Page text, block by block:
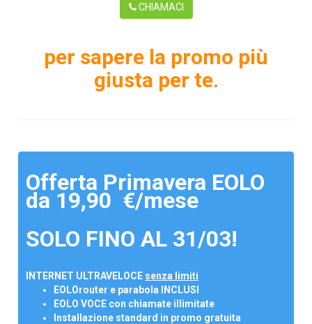
CHIAMACI
per sapere la promo più
giusta per te.
Offerta Primavera EOLO
da 19,90 €/mese
SOLO FINO AL 31/03!
INTERNET ULTRAVELOCE senza limiti
EOLOrouter e parabola INCLUSI
EOLO VOCE con chiamate illimitate
Installazione standard in promo gratuita